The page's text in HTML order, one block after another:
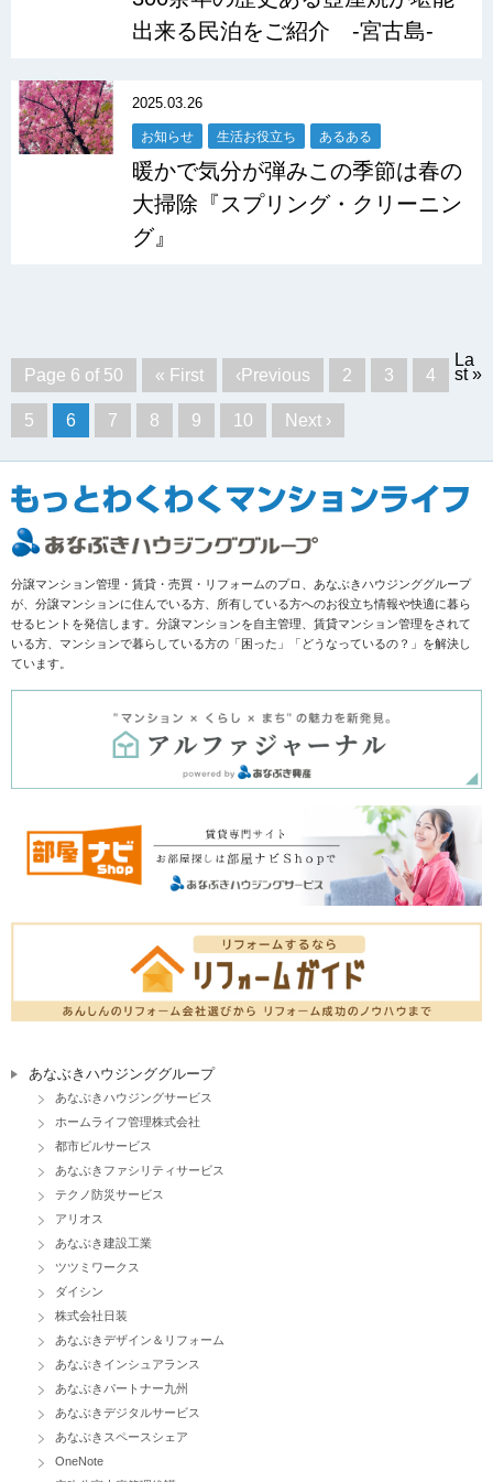
出来る民泊をご紹介 -宮古島-
2025.03.26
お知らせ 生活お役立ち あるある
暖かで気分が弾みこの季節は春の
大掃除『スプリング・クリーニン
グ』
Page 6 of 50 « First ‹Previous 2 3 4
5 6 7 8 9 10 Next ›
La
st »
分譲マンション管理・賃貸・売買・リフォームのプロ、あなぶきハウジンググループ
が、分譲マンションに住んでいる方、所有している方へのお役立ち情報や快適に暮ら
せるヒントを発信します。分譲マンションを自主管理、賃貸マンション管理をされて
いる方、マンションで暮らしている方の「困った」「どうなっているの？」を解決し
ています。
あなぶきハウジンググループ
あなぶきハウジングサービス
ホームライフ管理株式会社
都市ビルサービス
あなぶきファシリティサービス
テクノ防災サービス
アリオス
あなぶき建設工業
ツツミワークス
ダイシン
株式会社日装
あなぶきデザイン＆リフォーム
あなぶきインシュアランス
あなぶきパートナー九州
あなぶきデジタルサービス
あなぶきスペースシェア
OneNote